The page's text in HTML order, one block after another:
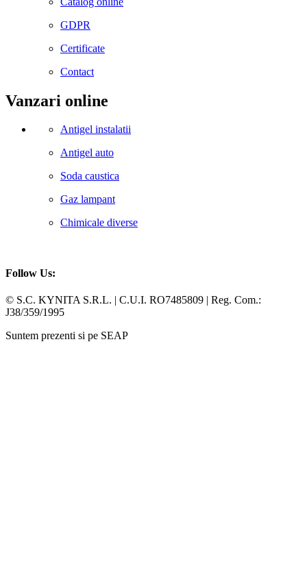
GDPR
Certificate
Contact
Vanzari online
Antigel instalatii
Antigel auto
Soda caustica
Gaz lampant
Chimicale diverse
Follow Us:
Facebook
Whatsapp
© S.C. KYNITA S.R.L. | C.U.I. RO7485809 | Reg. Com.:
J38/359/1995
Suntem prezenti si pe SEAP